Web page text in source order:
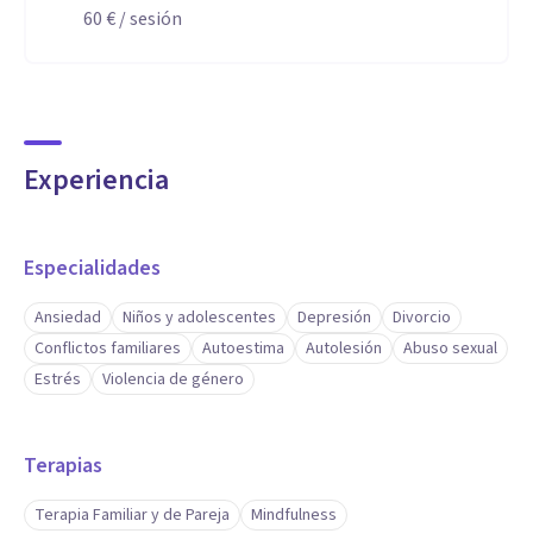
60 €/ sesión
Experiencia
Especialidades
Ansiedad Niños y adolescentes Depresión
Divorcio
Conflictos familiares
Autoestima Autolesión
Abuso sexual
Estrés
Violencia de género
Terapias
Terapia Familiar y de Pareja Mindfulness